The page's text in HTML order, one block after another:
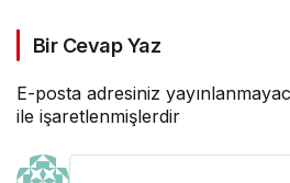
Bir Cevap Yaz
E-posta adresiniz
ile işaretlenmişlerdir